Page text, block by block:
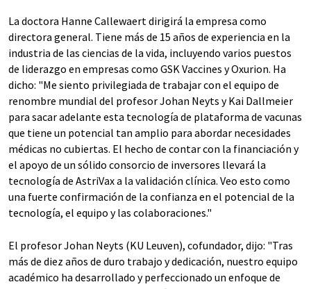
La doctora Hanne Callewaert dirigirá la empresa como
directora general. Tiene más de 15 años de experiencia en la
industria de las ciencias de la vida, incluyendo varios puestos
de liderazgo en empresas como GSK Vaccines y Oxurion. Ha
dicho: "Me siento privilegiada de trabajar con el equipo de
renombre mundial del profesor Johan Neyts y Kai Dallmeier
para sacar adelante esta tecnología de plataforma de vacunas
que tiene un potencial tan amplio para abordar necesidades
médicas no cubiertas. El hecho de contar con la financiación y
el apoyo de un sólido consorcio de inversores llevará la
tecnología de AstriVax a la validación clínica. Veo esto como
una fuerte confirmación de la confianza en el potencial de la
tecnología, el equipo y las colaboraciones."
El profesor Johan Neyts (KU Leuven), cofundador, dijo: "Tras
más de diez años de duro trabajo y dedicación, nuestro equipo
académico ha desarrollado y perfeccionado un enfoque de